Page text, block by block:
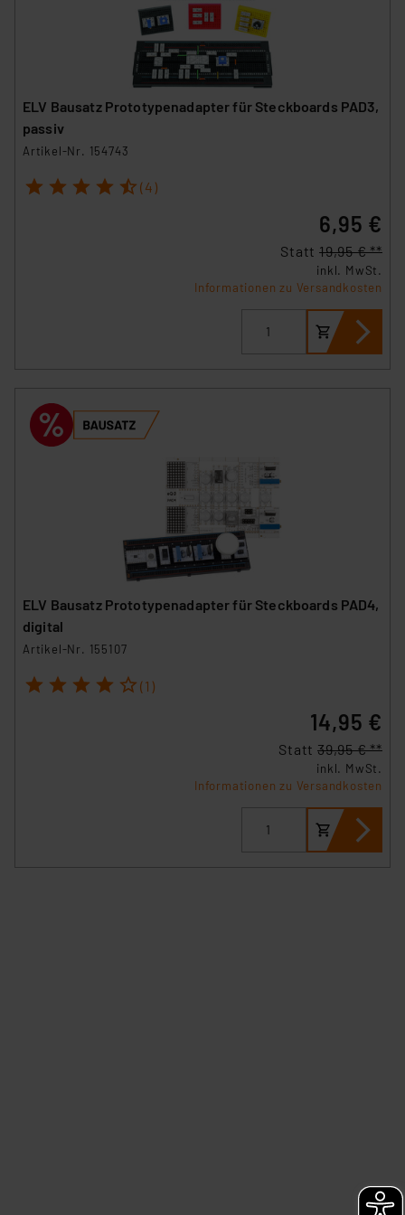
personenbezogene Daten in
Überwachungsprogrammen verarbeiten, ohne dass
hiergegen Klagemöglichkeiten für Europäer bestehen.
Unsere Kooperation mit diesen Dienstleistern stützt
Europäischen Kommission sowie einer eigenen
Beurteilung der mit der Datenübermittlung,
insbesondere der Art der übermittelten Daten,
verbundenen Risiken.“
ELV Bausatz Prototypenadapter für Steckboards PAD3,
passiv
Artikel-Nr. 154743
1 2 3 4 5 (4)
6,95 €
Statt 19,95 € **
inkl. MwSt.
Informationen zu Versandkosten
ELV Bausatz Prototypenadapter für Steckboards PAD4,
digital
Artikel-Nr. 155107
1 2 3 4 5 (1)
14,95 €
Statt 39,95 € **
inkl. MwSt.
Informationen zu Versandkosten